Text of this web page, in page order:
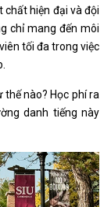
chất hiện đại và đội
chỉ mang đến môi
tối đa trong việc
thế nào? Học phí ra
danh tiếng này